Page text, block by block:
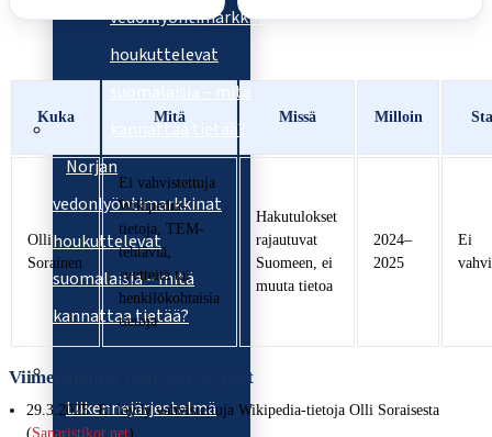
Norjan
vedonlyöntimarkkinat
houkuttelevat
suomalaisia – mitä
kannattaa tietää?
Liikennejärjestelmä
Kuka Mitä Missä Milloin
Olli
Sorainen
Ei vahvistettuja
Wikipedia-
tietoja, TEM-
tehtäviä,
syytteitä tai
henkilökohtaisia
tietoja
Hakutulokset
rajautuvat
Suomeen, ei
muuta tietoa
2024–
2025
Ei
Viimeisimmät Uutispäivitykset
29.3.2025: Ei löydy vahvistettuja Wikipedia-tietoja Olli Soraisesta
(Sanaristikot.net).